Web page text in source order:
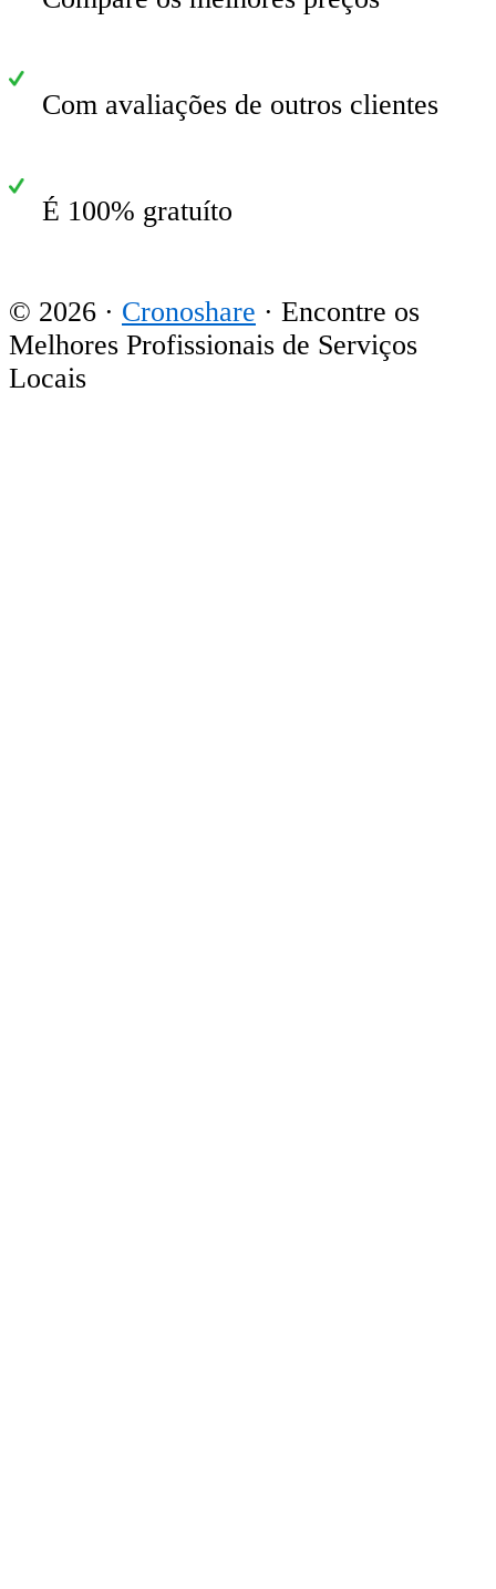
Com avaliações de outros clientes
É 100% gratuíto
© 2026 · Cronoshare · Encontre os
Melhores Profissionais de Serviços
Locais